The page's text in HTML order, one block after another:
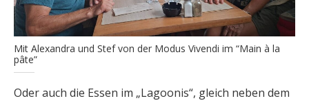
Mit Alexandra und Stef von der Modus Vivendi im “Main à la
pâte”
Oder auch die Essen im „Lagoonis“, gleich neben dem